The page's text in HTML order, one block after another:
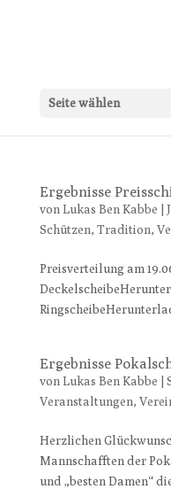
Seite wählen
Ergebnisse
von Lukas Ben Kabbe
Schützen, Tradition,
Preisverteilung am
Ergebnisse
von Lukas Ben Kabbe
Veranstaltungen,
Herzlichen
Mannschafften der
und „besten Damen“